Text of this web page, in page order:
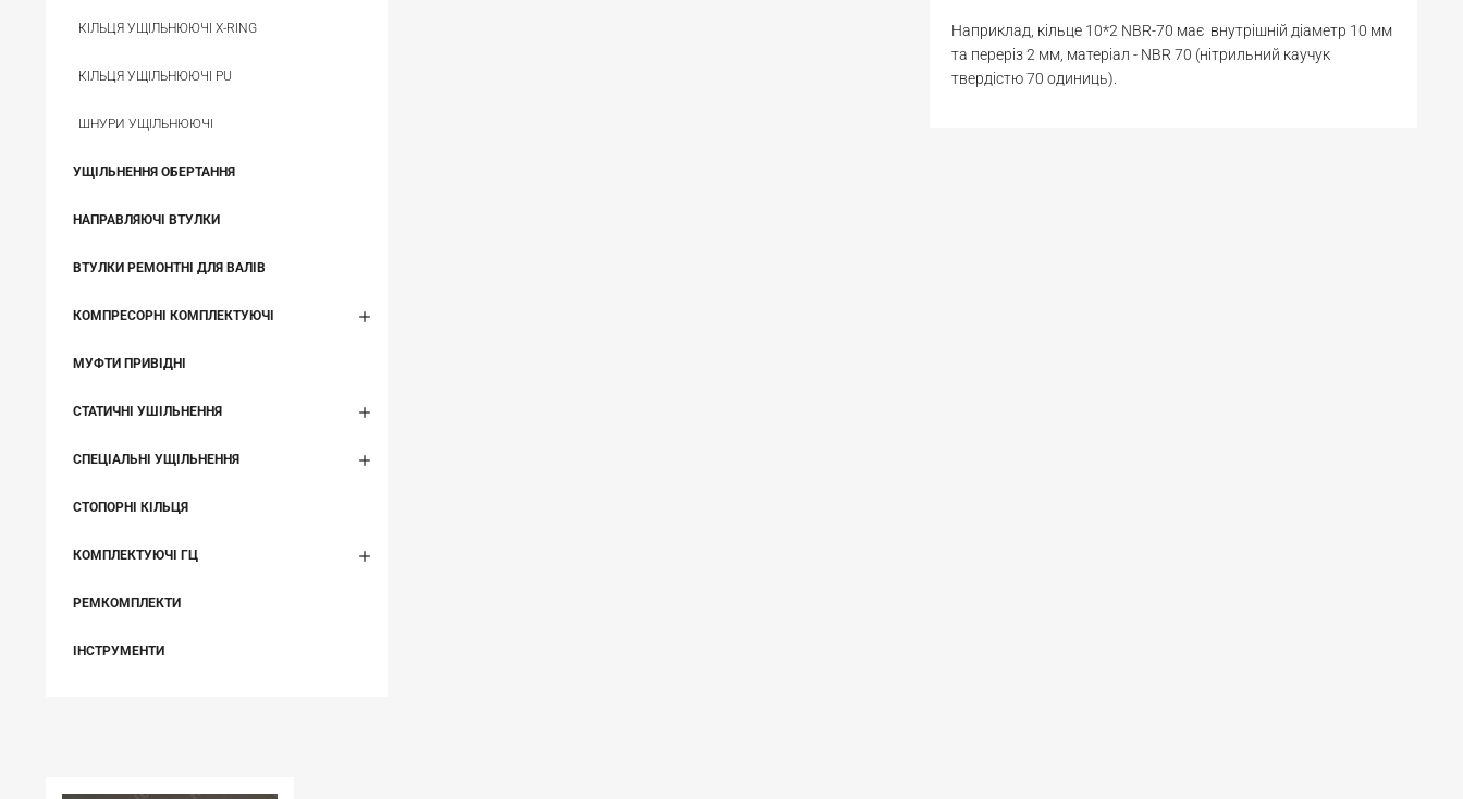
КІЛЬЦЯ УЩІЛЬНЮЮЧІ X-RING
КІЛЬЦЯ УЩІЛЬНЮЮЧІ PU
ШНУРИ УЩІЛЬНЮЮЧІ
УЩІЛЬНЕННЯ ОБЕРТАННЯ
НАПРАВЛЯЮЧІ ВТУЛКИ
ВТУЛКИ РЕМОНТНІ ДЛЯ ВАЛІВ
КОМПРЕСОРНІ КОМПЛЕКТУЮЧІ
МУФТИ ПРИВІДНІ
СТАТИЧНІ УШІЛЬНЕННЯ
СПЕЦІАЛЬНІ УЩІЛЬНЕННЯ
СТОПОРНІ КІЛЬЦЯ
КОМПЛЕКТУЮЧІ ГЦ
РЕМКОМПЛЕКТИ
ІНСТРУМЕНТИ
Наприклад, кільце 10*2 NBR-70 має внутрішній діаметр 10 мм
та переріз 2 мм, матеріал - NBR 70 (нітрильний каучук
твердістю 70 одиниць).